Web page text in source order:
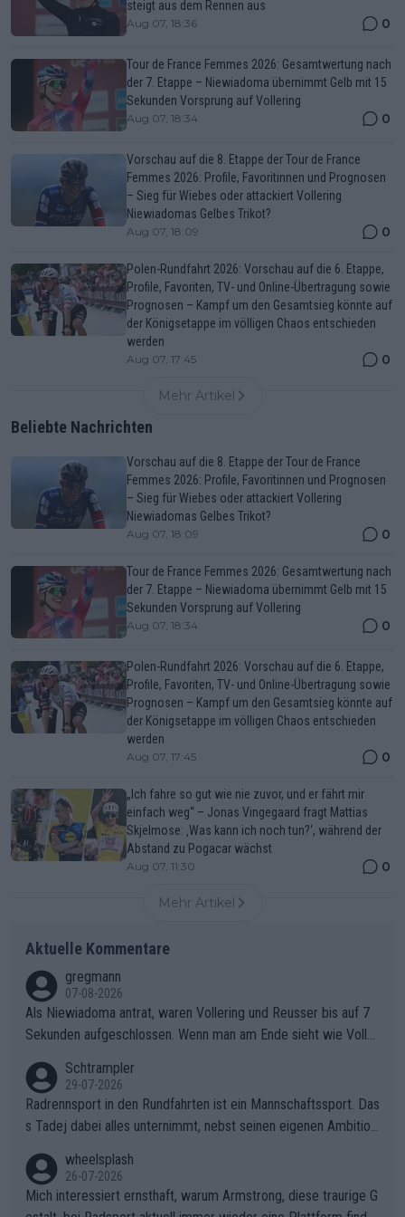
steigt aus dem Rennen aus
Aug 07, 18:36 0
Tour de France Femmes 2026: Gesamtwertung nach
der 7. Etappe – Niewiadoma übernimmt Gelb mit 15
Sekunden Vorsprung auf Vollering
Aug 07, 18:34 0
Vorschau auf die 8. Etappe der Tour de France
Femmes 2026: Profile, Favoritinnen und Prognosen
– Sieg für Wiebes oder attackiert Vollering
Niewiadomas Gelbes Trikot?
Aug 07, 18:09 0
Polen-Rundfahrt 2026: Vorschau auf die 6. Etappe,
Profile, Favoriten, TV- und Online-Übertragung sowie
Prognosen – Kampf um den Gesamtsieg könnte auf
der Königsetappe im völligen Chaos entschieden
werden
Aug 07, 17:45 0
Mehr Artikel
Beliebte Nachrichten
Vorschau auf die 8. Etappe der Tour de France
Femmes 2026: Profile, Favoritinnen und Prognosen
– Sieg für Wiebes oder attackiert Vollering
Niewiadomas Gelbes Trikot?
Aug 07, 18:09 0
Tour de France Femmes 2026: Gesamtwertung nach
der 7. Etappe – Niewiadoma übernimmt Gelb mit 15
Sekunden Vorsprung auf Vollering
Aug 07, 18:34 0
Polen-Rundfahrt 2026: Vorschau auf die 6. Etappe,
Profile, Favoriten, TV- und Online-Übertragung sowie
Prognosen – Kampf um den Gesamtsieg könnte auf
der Königsetappe im völligen Chaos entschieden
werden
Aug 07, 17:45 0
„Ich fahre so gut wie nie zuvor, und er fährt mir
einfach weg“ – Jonas Vingegaard fragt Mattias
Skjelmose: ‚Was kann ich noch tun?‘, während der
Abstand zu Pogacar wächst
Aug 07, 11:30 0
Mehr Artikel
Aktuelle Kommentare
gregmann
07-08-2026
Als Niewiadoma antrat, waren Vollering und Reusser bis auf 7
Sekunden aufgeschlossen. Wenn man am Ende sieht wie Voller
ering die 7 Sekunden zu Niewiadoma nicht geschlossen hat un
d den Abstand hat anwachsen lassen. Ein schwerer taktischer
Fehler, der den Tour Sieg kosten wird.Diese Beobachtung trifft
Zögerlichkeit von Demi Vollering in diesem Moment war das e
ntscheidende Puzzleteil, das Katarzyna Niewiadoma die Tür z
um Gelben Trikot geöffnet hat.Das taktische Dilemma am Mon
Schtrampler
29-07-2026
Radrennsport in den Rundfahrten ist ein Mannschaftssport. Das
s Tadej dabei alles unternimmt, nebst seinen eigenen Ambition
ganze Team auch mental stark zu machen und konkret am Erf
olg teilzuhaben, ist ihm ganz hoch anzurechnen. Das ist ein Zei
chen weit über den Radsport hinaus.
wheelsplash
26-07-2026
Mich interessiert ernsthaft, warum Armstrong, diese traurige G